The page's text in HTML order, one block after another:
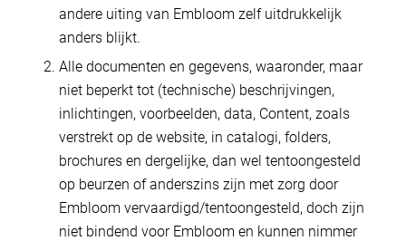
andere uiting van Embloom zelf uitdrukkelijk
anders blijkt.
Alle documenten en gegevens, waaronder, maar
niet beperkt tot (technische) beschrijvingen,
inlichtingen, voorbeelden, data, Content, zoals
verstrekt op de website, in catalogi, folders,
brochures en dergelijke, dan wel tentoongesteld
op beurzen of anderszins zijn met zorg door
Embloom vervaardigd/tentoongesteld, doch zijn
niet bindend voor Embloom en kunnen nimmer